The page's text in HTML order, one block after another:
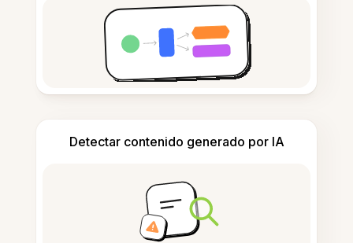
Detectar contenido generado por IA